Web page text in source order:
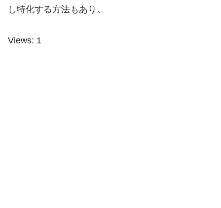
し特化する方法もあり。
Views: 1